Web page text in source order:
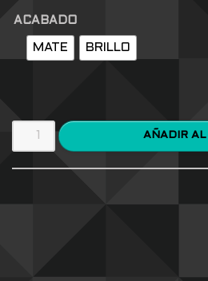
ACABADO
MATE BRILLO